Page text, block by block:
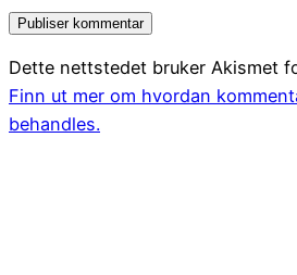
Dette nettstedet bruker Akismet
Finn ut mer om hvordan
behandles.